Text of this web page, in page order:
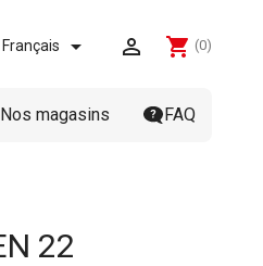
shopping_cart (0)
Français  
Nos magasins FAQ
22